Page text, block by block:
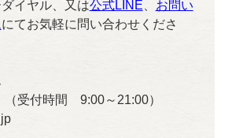
イヤル、又は公式LINE
お問い
にてお気軽に問い合わせくださ
受付時間 9:00～21:00）